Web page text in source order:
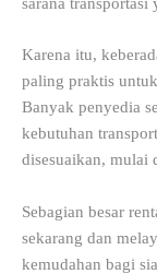
Karena itu,
paling praktis
Banyak penyedia
kebutuhan
disesuaikan, mulai
Sebagian besar
sekarang dan
kemudahan bagi